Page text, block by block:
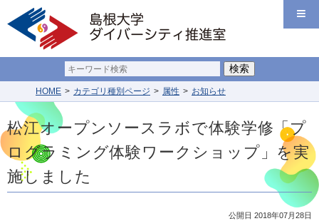
HOME カテゴリ種別ページ 属性 お知らせ
松江オープンソースラボで体験学修「プ
ログラミング体験ワークショップ」を実
施しました
公開日 2018年07月28日